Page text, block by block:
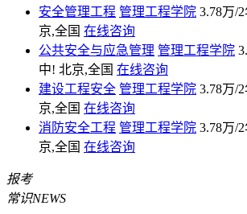
安全管理工程 管理工程学院 3.78万/
京,全国 在线咨询
公共安全与应急管理 管理工程学院
中! 北京,全国 在线咨询
建设工程安全 管理工程学院 3.78万/
京,全国 在线咨询
消防安全工程 管理工程学院 3.78万/
京,全国 在线咨询
报考
常识NEWS